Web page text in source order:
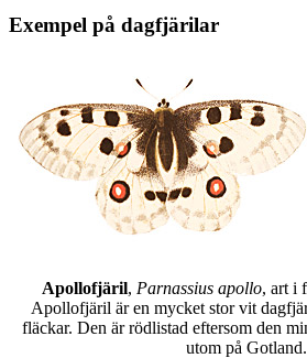
Exempel på dagfjärilar
Apollofjäril, Parnassius apollo, art i
Apollofjäril är en mycket stor vit
fläckar. Den är rödlistad eftersom den
utom på Gotland.